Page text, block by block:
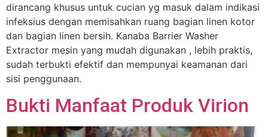
dirancang khusus untuk cucian yg masuk dalam indikasi
infeksius dengan memisahkan ruang bagian linen kotor
dan bagian linen bersih. Kanaba Barrier Washer
Extractor mesin yang mudah digunakan , lebih praktis,
sudah terbukti efektif dan mempunyai keamanan dari
sisi penggunaan.
Bukti Manfaat Produk Virion